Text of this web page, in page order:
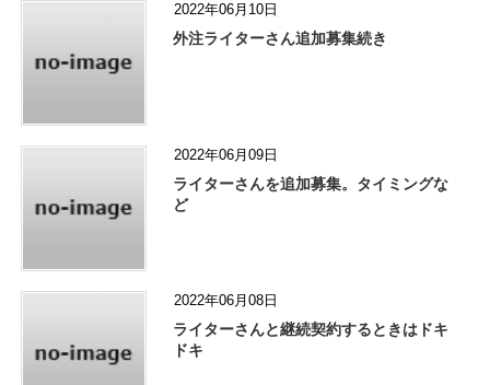
2022年06月10日
外注ライターさん追加募集続き
2022年06月09日
ライターさんを追加募集。タイミングな
ど
2022年06月08日
ライターさんと継続契約するときはドキ
ドキ